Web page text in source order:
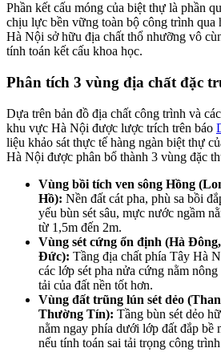
Phần kết cấu móng của biệt thự là phần
chịu lực bền vững toàn bộ công trình qua
Hà Nội sở hữu địa chất thổ nhưỡng vô
tính toán kết cấu khoa học.
Phân tích 3 vùng địa chất đặc
Dựa trên bản đồ địa chất công trình và
khu vực Hà Nội được lược trích trên báo
liệu khảo sát thực tế hàng ngàn biệt thự
Hà Nội được phân bổ thành 3 vùng đặc
Vùng bồi tích ven sông Hồng
Hồ): Nền đất cát pha, phù sa bồi
yếu bùn sét sâu, mực nước ngầm
từ 1,5m đến 2m.
Vùng sét cứng ổn định (Hà
Đức): Tầng địa chất phía Tây Hà
các lớp sét pha nửa cứng nằm
tải của đất nền tốt hơn.
Vùng đất trũng lún sét dẻo
Thường Tín): Tầng bùn sét dẻo
nằm ngay phía dưới lớp đất đắp bề
nếu tính toán sai tải trọng công